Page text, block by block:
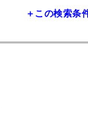
＋この検索条